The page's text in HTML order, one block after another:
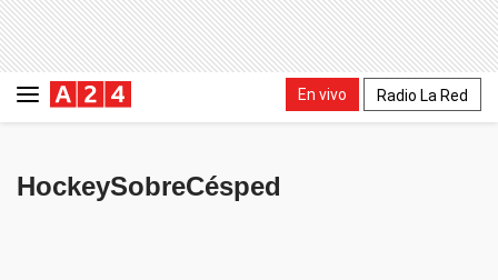
En vivo Radio La Red
HockeySobreCésped